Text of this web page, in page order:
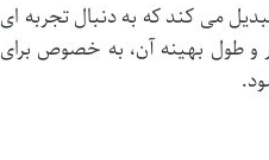
آل برای افرادی تبدیل می کند که به دنبال تجربه ای
و طول بهینه آن، به خصوص برای